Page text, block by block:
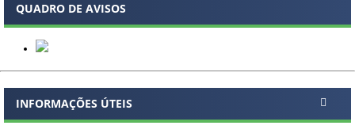
QUADRO DE AVISOS
INFORMAÇÕES ÚTEIS